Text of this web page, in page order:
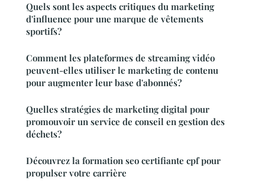
Quels sont les aspects critiques du marketing
d'influence pour une marque de vêtements
sportifs?
Comment les plateformes de streaming vidéo
peuvent-elles utiliser le marketing de contenu
pour augmenter leur base d'abonnés?
Quelles stratégies de marketing digital pour
promouvoir un service de conseil en gestion des
déchets?
Découvrez la formation seo certifiante cpf pour
propulser votre carrière